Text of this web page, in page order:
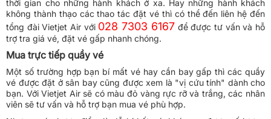
thời gian cho những hành khách ở xa. Hay những hành khách
không thành thạo các thao tác đặt vé thì có thể đến liên hệ đến
tổng đài Vietjet Air với 028 7303 6167để được tư vấn và hỗ
trợ tra giá vé, đặt vé gấp nhanh chóng.
Mua trực tiếp quầy vé
Một số trường hợp bạn bí mất vé hay cần bay gấp thì các quầy
vé được đặt ở sân bay cũng được xem là "vị cứu tính" dành cho
bạn. Với Vietjet Air sẽ có màu đỏ vàng rực rỡ và trắng, các nhân
viên sẽ tư vấn và hỗ trợ bạn mua vé phù hợp.